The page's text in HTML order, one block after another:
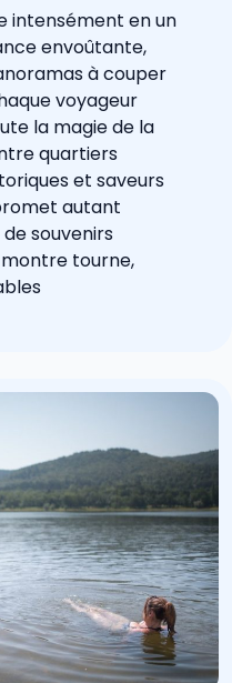
intensément en un
envoûtante,
à couper
voyageur
la magie de la
quartiers
et saveurs
autant
souvenirs
tourne,